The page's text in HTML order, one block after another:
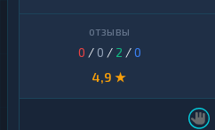
0 / 0 / 2 /0
4,9 ★